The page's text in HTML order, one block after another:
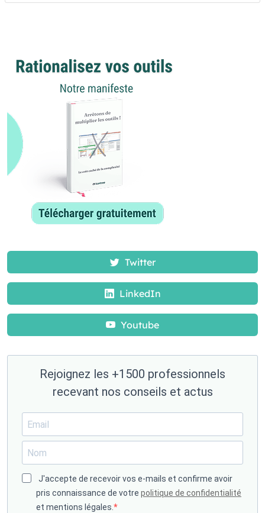
Twitter
LinkedIn
Youtube
Rejoignez les +1500 professionnels
recevant nos conseils et actus
J'accepte de recevoir vos e-mails et confirme avoir
pris connaissance de votre politique de confidentialité
et mentions légales.